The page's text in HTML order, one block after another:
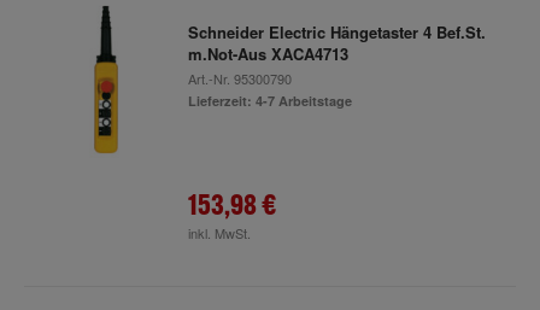
Schneider Electric Hängetaster 4 Bef.St.
m.Not-Aus XACA4713
Art.-Nr. 95300790
Lieferzeit: 4-7 Arbeitstage
153,98 €
inkl. MwSt.